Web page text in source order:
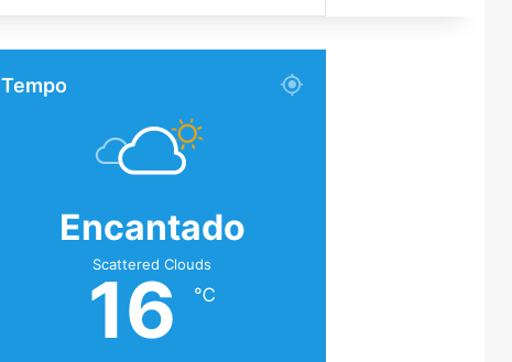
Tempo
Encantado
Scattered Clouds
16 ℃